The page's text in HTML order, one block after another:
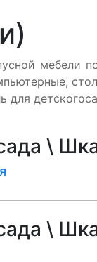
мебели
для
\
\